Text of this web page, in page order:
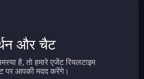
और चैट
है, तो हमारे एजेंट रियलटाइम
पर आपकी मदद करेंगे।